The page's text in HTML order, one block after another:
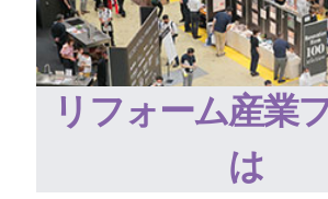
リフォーム産業
は